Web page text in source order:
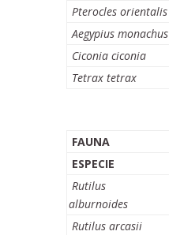
Pterocles orientalis
Aegypius monachus
Ciconia ciconia
Tetrax tetrax
FAUNA
ESPECIE
Rutilus
alburnoides
Rutilus arcasii